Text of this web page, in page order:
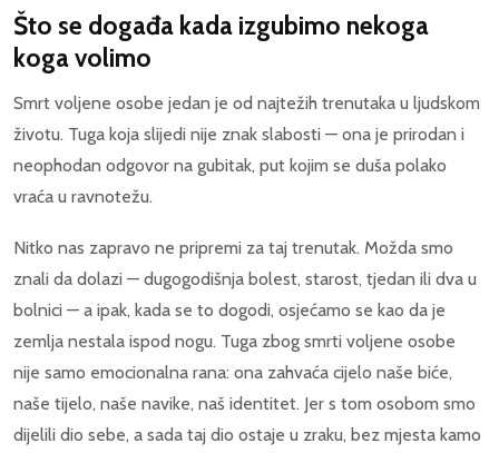
Što se događa kada izgubimo nekoga
koga volimo
Smrt voljene osobe jedan je od najtežih trenutaka u ljudskom
životu. Tuga koja slijedi nije znak slabosti — ona je prirodan i
neophodan odgovor na gubitak, put kojim se duša polako
vraća u ravnotežu.
Nitko nas zapravo ne pripremi za taj trenutak. Možda smo
znali da dolazi — dugogodišnja bolest, starost, tjedan ili dva u
bolnici — a ipak, kada se to dogodi, osjećamo se kao da je
zemlja nestala ispod nogu. Tuga zbog smrti voljene osobe
nije samo emocionalna rana: ona zahvaća cijelo naše biće,
naše tijelo, naše navike, naš identitet. Jer s tom osobom smo
dijelili dio sebe, a sada taj dio ostaje u zraku, bez mjesta kamo